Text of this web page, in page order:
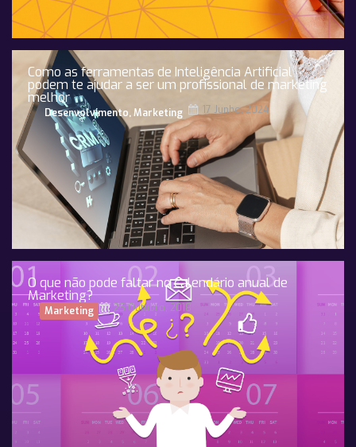
Como as ferramentas de Inteligência Artificial
podem te ajudar a ser um profissional de marketing
melhor
Desenvolvimento,Marketing 17 Junho, 2024
O que não pode faltar no calendário anual de
Marketing?
Marketing 25 Outubro, 2018